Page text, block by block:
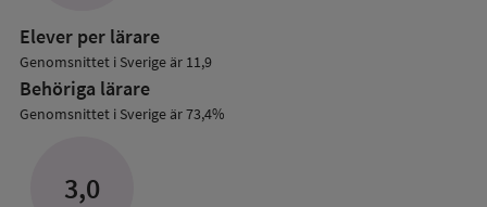
Elever per lärare
Genomsnittet i Sverige är 11,9
Behöriga lärare
Genomsnittet i Sverige är 73,4%
3,0